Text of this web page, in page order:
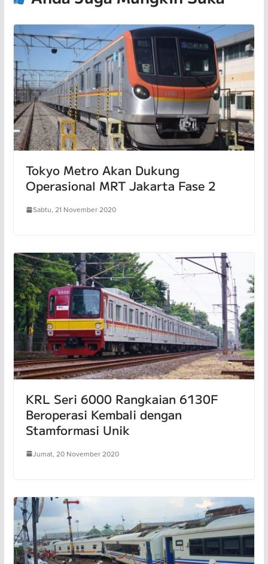
Tokyo Metro Akan Dukung
Operasional MRT Jakarta Fase 2
Sabtu, 21 November 2020
KRL Seri 6000 Rangkaian 6130F
Beroperasi Kembali dengan
Stamformasi Unik
Jumat, 20 November 2020